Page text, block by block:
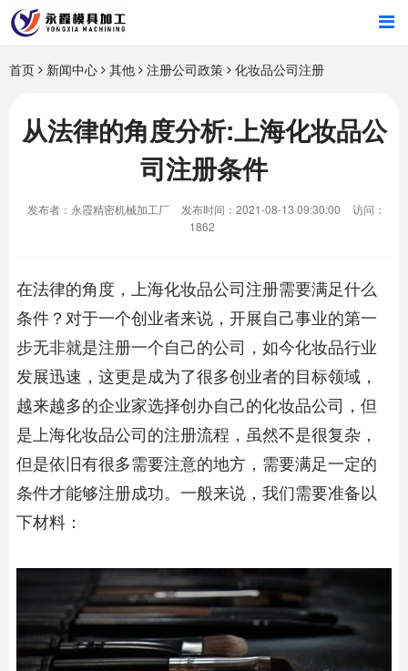
首页
产品中心
关于我们
首页 新闻中心 其他 注册公司政策 化妆品公司注册
从法律的角度分析:上海化妆品公
司注册条件
发布者：永霞精密机械加工厂 发布时间：2021-08-13 09:30:00
访问：
1862
在法律的角度， 上海化妆品公司注册需要满足什么
条件？对于一个创业者来说，开展自己事业的第一
步无非就是注册一个自己的公司，如今化妆品行业
发展迅速，这更是成为了很多创业者的目标领域，
越来越多的企业家选择创办自己的化妆品公司，但
是上海化妆品公司的注册流程，虽然不是很复杂，
但是依旧有很多需要注意的地方，需要满足一定的
条件才能够注册成功。一般来说，我们需要准备以
下材料：